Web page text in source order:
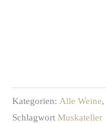
Kategorien: Alle Weine,
Schlagwort Muskateller